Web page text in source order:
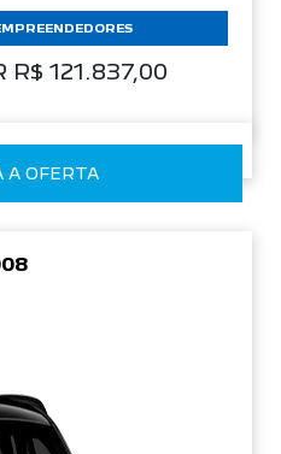
R$ 121.837,00
A OFERTA